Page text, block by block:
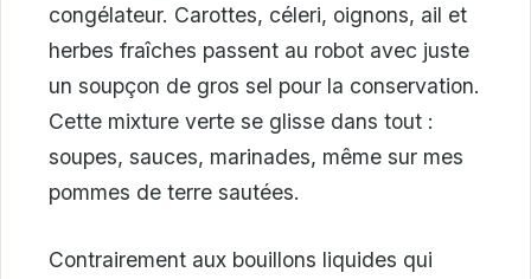
congélateur. Carottes, céleri, oignons, ail et
herbes fraîches passent au robot avec juste
un soupçon de gros sel pour la conservation.
Cette mixture verte se glisse dans tout :
soupes, sauces, marinades, même sur mes
pommes de terre sautées.
Contrairement aux bouillons liquides qui